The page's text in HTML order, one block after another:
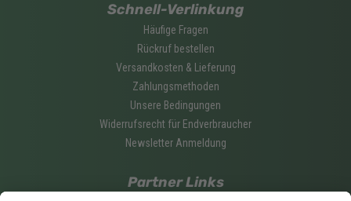
Schnell-Verlinkung
Häufige Fragen
Rückruf bestellen
Versandkosten & Lieferung
Zahlungsmethoden
Unsere Bedingungen
Widerrufsrecht für Endverbraucher
Newsletter Anmeldung
Partner Links